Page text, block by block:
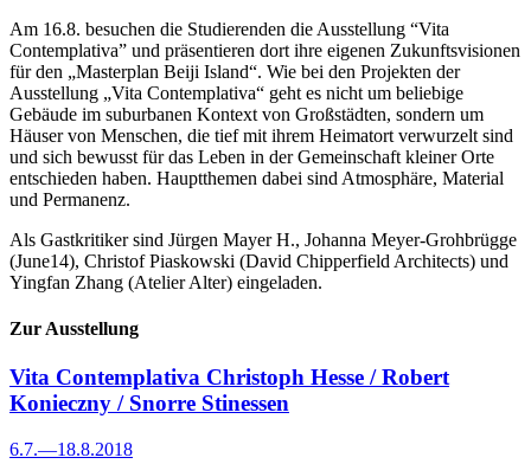
Am 16.8. besuchen die Studierenden die Ausstellung “Vita
Contemplativa” und präsentieren dort ihre eigenen Zukunftsvisionen
für den „Masterplan Beiji Island“. Wie bei den Projekten der
Ausstellung „Vita Contemplativa“ geht es nicht um beliebige
Gebäude im suburbanen Kontext von Großstädten, sondern um
Häuser von Menschen, die tief mit ihrem Heimatort verwurzelt sind
und sich bewusst für das Leben in der Gemeinschaft kleiner Orte
entschieden haben. Hauptthemen dabei sind Atmosphäre, Material
und Permanenz.
Als Gastkritiker sind Jürgen Mayer H., Johanna Meyer-Grohbrügge
(June14), Christof Piaskowski (David Chipperfield Architects) und
Yingfan Zhang (Atelier Alter) eingeladen.
Zur Ausstellung
Vita Contemplativa Christoph Hesse / Robert
Konieczny / Snorre Stinessen
6.7.—18.8.2018